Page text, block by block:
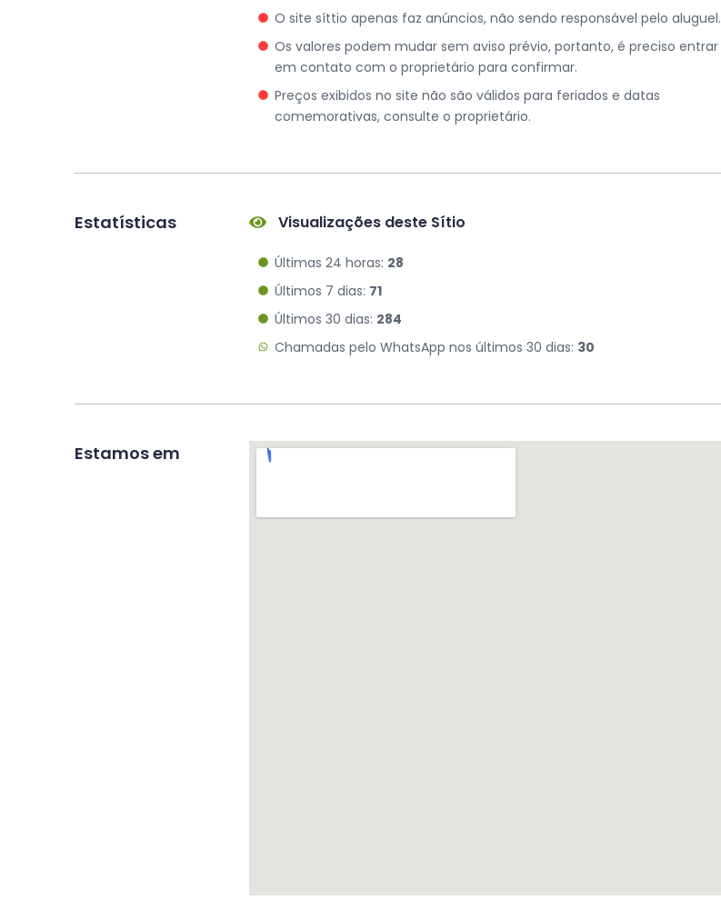
O site síttio apenas faz anúncios, não sendo responsável pelo aluguel.
Os valores podem mudar sem aviso prévio, portanto, é preciso entrar
em contato com o proprietário para confirmar.
Preços exibidos no site não são válidos para feriados e datas
comemorativas, consulte o proprietário.
Estatísticas Visualizações deste Sítio
Últimas 24 horas: 28
Últimos 7 dias: 71
Últimos 30 dias: 284
Chamadas pelo WhatsApp nos últimos 30 dias: 30
Estamos em